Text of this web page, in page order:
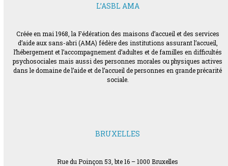
L’ASBL AMA
Créée en mai 1968, la Fédération des maisons d’accueil et des services
d’aide aux sans-abri (AMA) fédère des institutions assurant l’accueil,
l’hébergement et l’accompagnement d’adultes et de familles en difficultés
psychosociales mais aussi des personnes morales ou physiques actives
dans le domaine de l’aide et de l’accueil de personnes en grande précarité
sociale.
BRUXELLES
Rue du Poinçon 53, bte 16 – 1000 Bruxelles